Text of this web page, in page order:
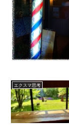
エクスマ思考